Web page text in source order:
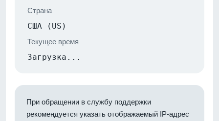
Страна
США (US)
Текущее время
Загрузка...
При обращении в службу поддержки
рекомендуется указать отображаемый IP-адрес